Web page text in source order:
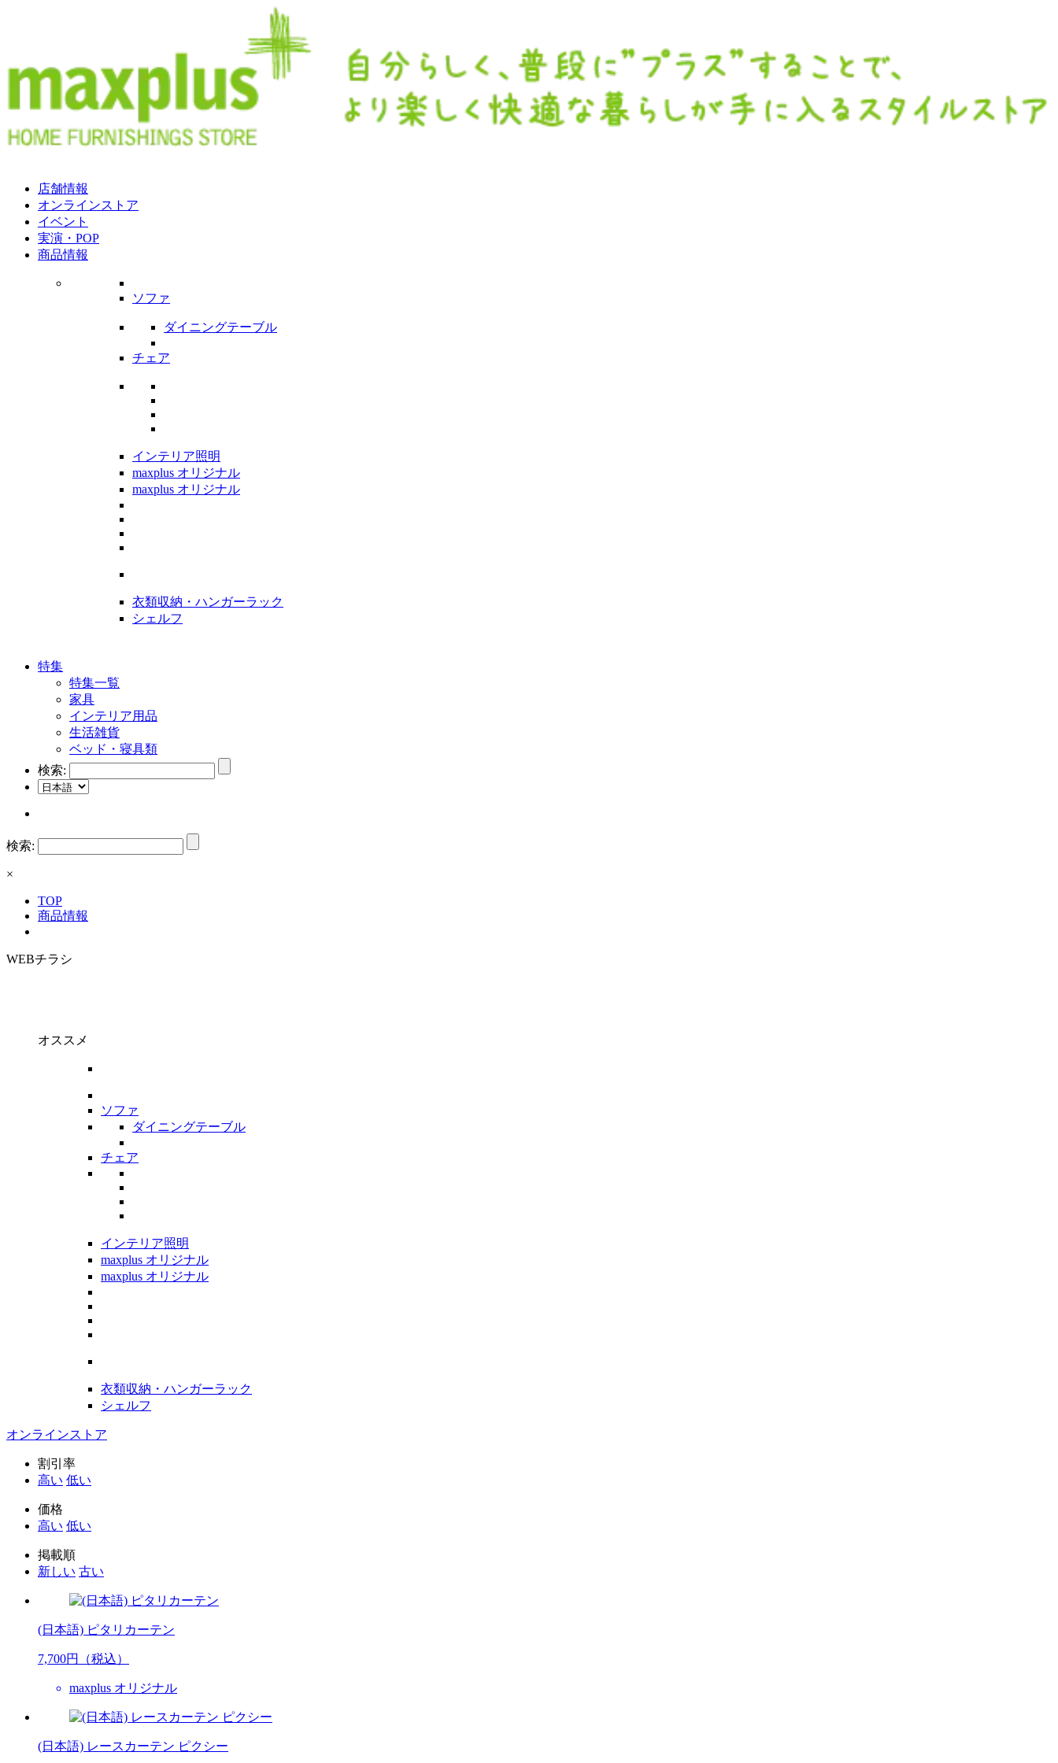
店舗情報
オンラインストア
イベント
実演・POP
商品情報
ソファ
ダイニングテーブル
チェア
インテリア照明
maxplus オリジナル
maxplus オリジナル
衣類収納・ハンガーラック
シェルフ
特集
特集一覧
家具
インテリア用品
生活雑貨
ベッド・寝具類
検索:
検索:
×
TOP
商品情報
WEBチラシ
オススメ
ソファ
ダイニングテーブル
チェア
インテリア照明
maxplus オリジナル
maxplus オリジナル
衣類収納・ハンガーラック
シェルフ
オンラインストア
割引率
高い 低い
価格
高い 低い
掲載順
新しい 古い
(日本語) ピタリカーテン
7,700円（税込）
maxplus オリジナル
(日本語) レースカーテン ピクシー